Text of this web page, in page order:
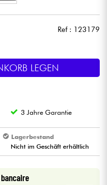
Ref : 123179
LEGEN
3 Jahre Garantie
Lagerbestand
Nicht im Geschäft erhältlich